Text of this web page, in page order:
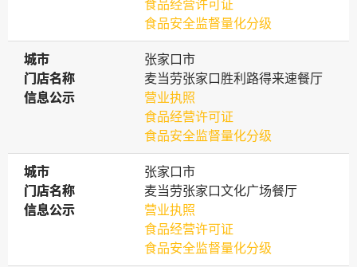
食品经营许可证
食品安全监督量化分级
城市
城市
张家口市
门店名称
门店名称
麦当劳张家口胜利路得来速餐厅
信息公示
信息公示
营业执照
食品经营许可证
食品安全监督量化分级
城市
城市
张家口市
门店名称
门店名称
麦当劳张家口文化广场餐厅
信息公示
信息公示
营业执照
食品经营许可证
食品安全监督量化分级